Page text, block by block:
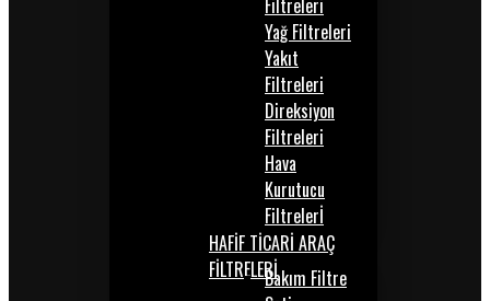
Filtreleri
Yağ Filtreleri
Yakıt
Filtreleri
Direksiyon
Filtreleri
Hava
Kurutucu
Filtrelerİ
HAFİF TİCARİ ARAÇ
FİLTRELERİBakım Filtre